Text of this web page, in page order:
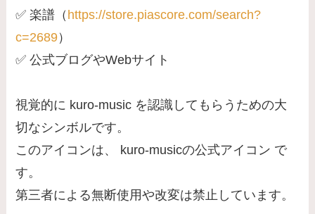
✅ 楽譜（ https://store.piascore.com/search?
c=2689）
✅ 公式ブログやWebサイト
視覚的に kuro-music を認識してもらうための大
切なシンボルです。
このアイコンは、 kuro-musicの公式アイコン で
す。
第三者による無断使用や改変は禁止しています。